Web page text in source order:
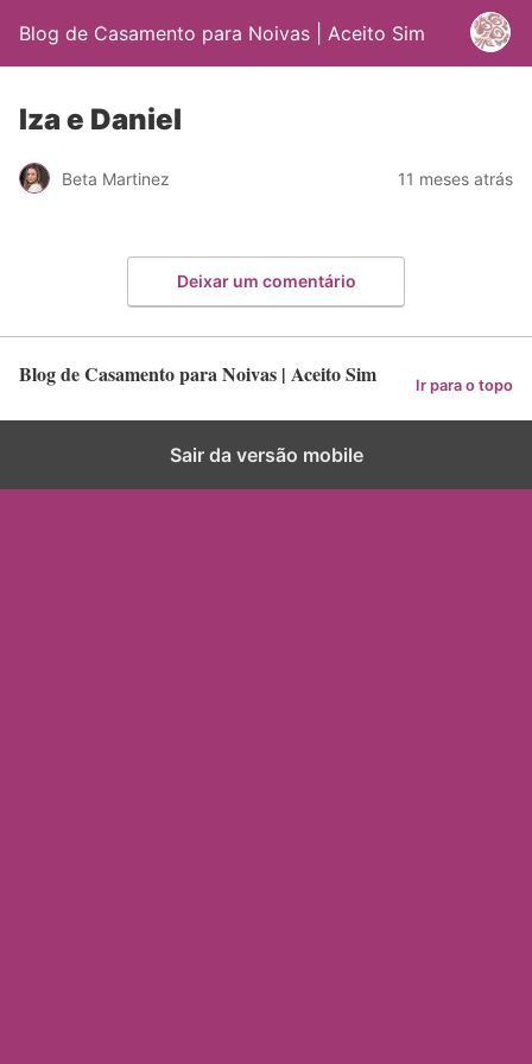
Blog de Casamento para Noivas | Aceito Sim
Iza e Daniel
Beta Martinez 11 meses atrás
Deixar um comentário
Blog de Casamento para Noivas | Aceito Sim Ir para o topo
Sair da versão mobile